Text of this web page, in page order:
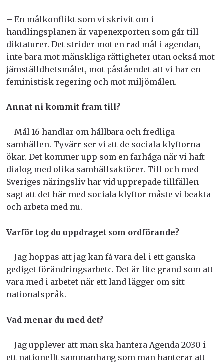
– En målkonflikt som vi skrivit om i
handlingsplanen är vapenexporten som går till
diktaturer. Det strider mot en rad mål i agendan,
inte bara mot mänskliga rättigheter utan också mot
jämställdhetsmålet, mot påståendet att vi har en
feministisk regering och mot miljömålen.
Annat ni kommit fram till?
– Mål 16 handlar om hållbara och fredliga
samhällen. Tyvärr ser vi att de sociala klyftorna
ökar. Det kommer upp som en farhåga när vi haft
dialog med olika samhällsaktörer. Till och med
Sveriges näringsliv har vid upprepade tillfällen
sagt att det här med sociala klyftor måste vi beakta
och arbeta med nu.
Varför tog du uppdraget som ordförande?
– Jag hoppas att jag kan få vara del i ett ganska
gediget förändringsarbete. Det är lite grand som att
vara med i arbetet när ett land lägger om sitt
nationalspråk.
Vad menar du med det?
– Jag upplever att man ska hantera Agenda 2030 i
ett nationellt sammanhang som man hanterar att